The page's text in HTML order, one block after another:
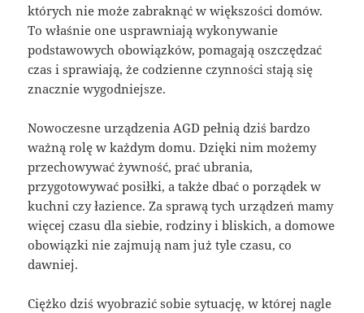
których nie może zabraknąć w większości domów.
To właśnie one usprawniają wykonywanie
podstawowych obowiązków, pomagają oszczędzać
czas i sprawiają, że codzienne czynności stają się
znacznie wygodniejsze.
Nowoczesne urządzenia AGD pełnią dziś bardzo
ważną rolę w każdym domu. Dzięki nim możemy
przechowywać żywność, prać ubrania,
przygotowywać posiłki, a także dbać o porządek w
kuchni czy łazience. Za sprawą tych urządzeń mamy
więcej czasu dla siebie, rodziny i bliskich, a domowe
obowiązki nie zajmują nam już tyle czasu, co
dawniej.
Ciężko dziś wyobrazić sobie sytuację, w której nagle